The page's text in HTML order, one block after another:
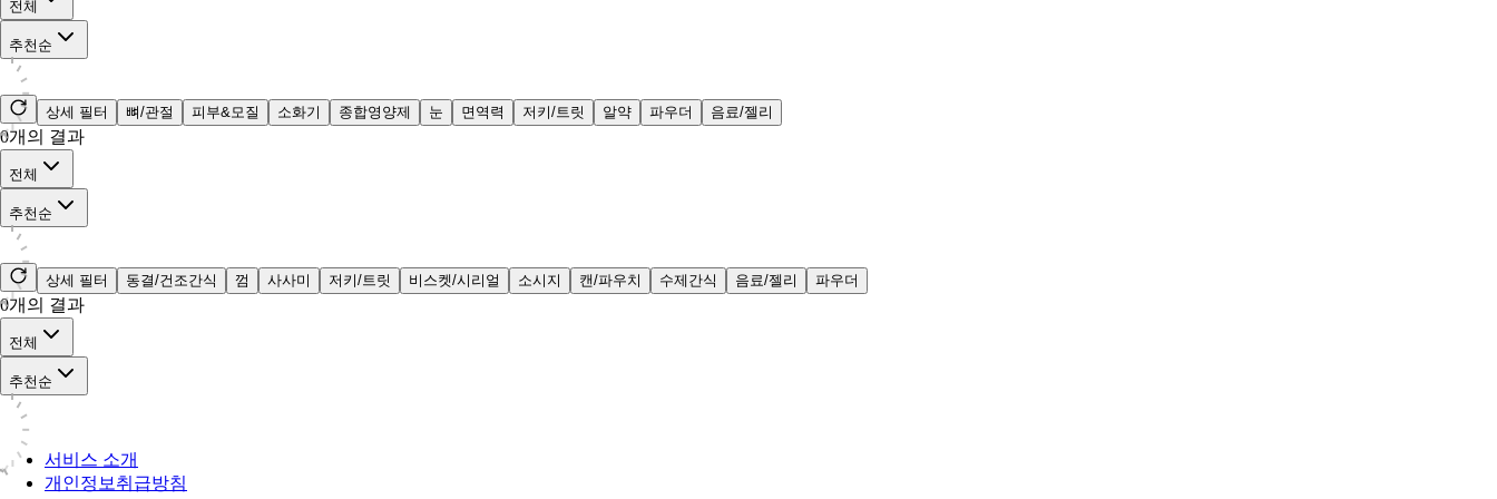
전체
추천순
상세 필터 뼈/관절 피부&모질 소화기 종합영양제 눈 면역력 저키/트릿 알약 파우더 음료/젤리
0개의 결과
전체
추천순
상세 필터 동결/건조간식 껌 사사미 저키/트릿 비스켓/시리얼 소시지 캔/파우치 수제간식 음료/젤리 파우더
0개의 결과
전체
추천순
서비스 소개
개인정보취급방침